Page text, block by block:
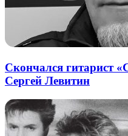
Скончался гитарист
Сергей Левитин